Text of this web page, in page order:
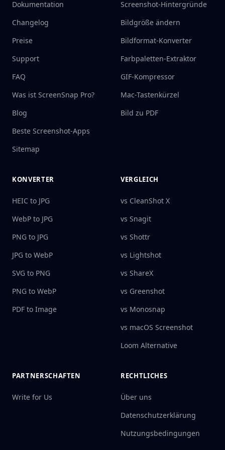
Dokumentation
Changelog
Preise
Support
FAQ
Was ist ScreenSnap Pro?
Blog
Beste Screenshot-Apps
Sitemap
Screenshot-Hintergründe
Bildgröße ändern
Bildformat-Konverter
Farbpaletten-Extraktor
GIF-Kompressor
Mac-Tastenkürzel
Bild zu PDF
KONVERTER
HEIC to JPG
WebP to JPG
PNG to JPG
JPG to WebP
SVG to PNG
PNG to WebP
PDF to Image
VERGLEICH
vs CleanShot X
vs Snagit
vs Shottr
vs Lightshot
vs ShareX
vs Greenshot
vs Monosnap
vs macOS Screenshot
Loom Alternative
PARTNERSCHAFTEN
Write for Us
RECHTLICHES
Über uns
Datenschutzerklärung
Nutzungsbedingungen